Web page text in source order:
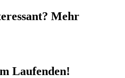
Mehr
Laufenden!